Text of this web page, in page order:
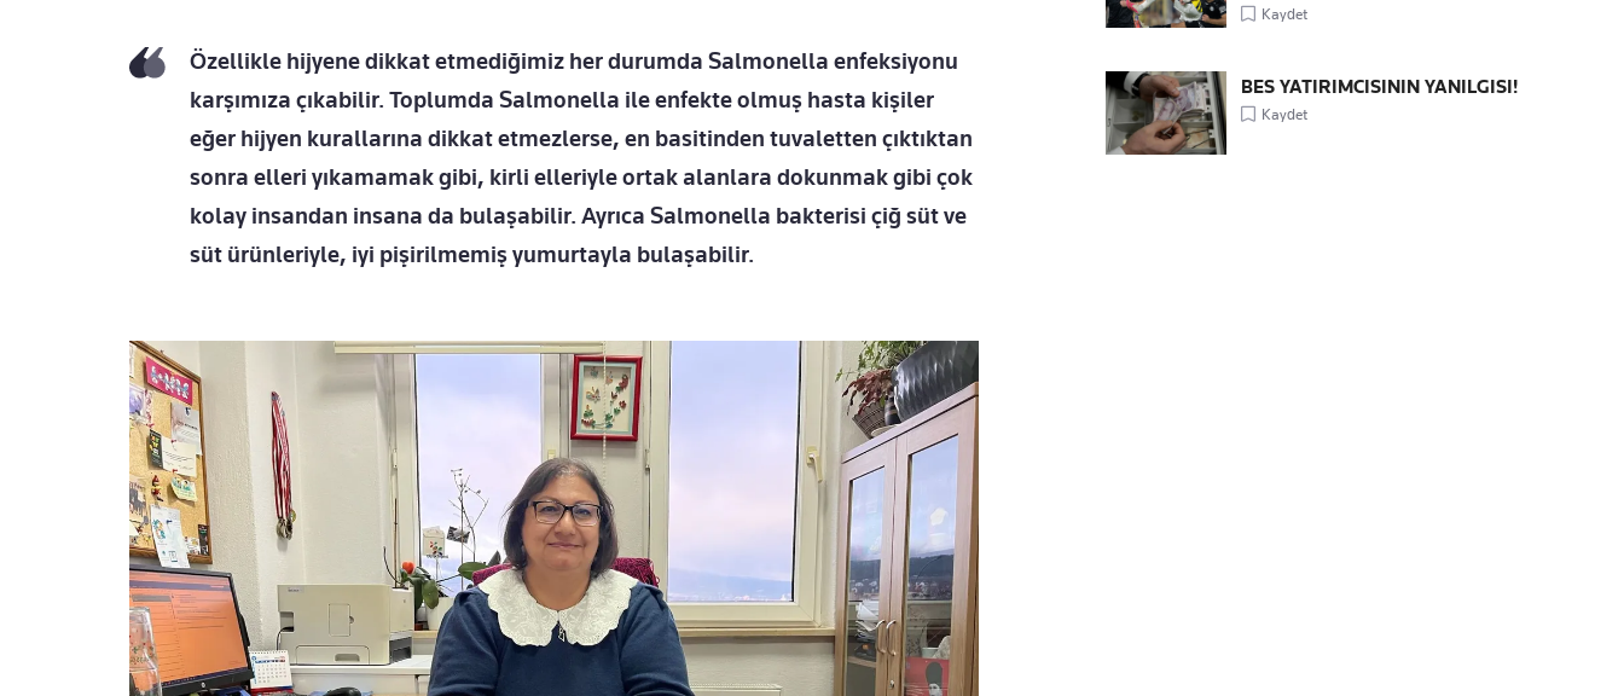
Özellikle hijyene dikkat etmediğimiz her durumda Salmonella enfeksiyonu
karşımıza çıkabilir. Toplumda Salmonella ile enfekte olmuş hasta kişiler
eğer hijyen kurallarına dikkat etmezlerse, en basitinden tuvaletten çıktıktan
sonra elleri yıkamamak gibi, kirli elleriyle ortak alanlara dokunmak gibi çok
kolay insandan insana da bulaşabilir. Ayrıca Salmonella bakterisi çiğ süt ve
süt ürünleriyle, iyi pişirilmemiş yumurtayla bulaşabilir.
Kaydet
BES YATIRIMCISININ YANILGISI!
Kaydet